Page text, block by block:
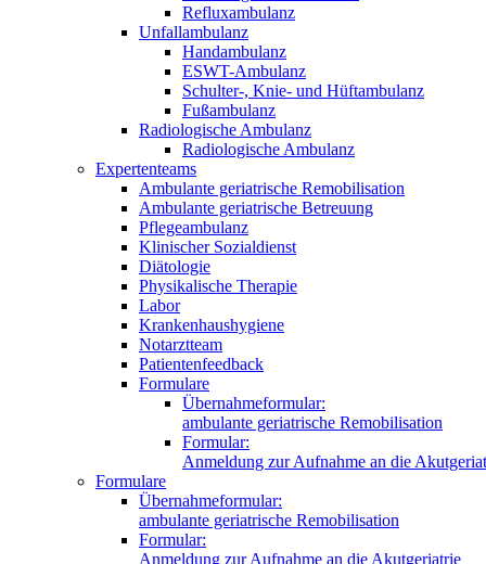
Refluxambulanz
Unfallambulanz
Handambulanz
ESWT-Ambulanz
Schulter-, Knie- und Hüftambulanz
Fußambulanz
Radiologische Ambulanz
Radiologische Ambulanz
Expertenteams
Ambulante geriatrische Remobilisation
Ambulante geriatrische Betreuung
Pflegeambulanz
Klinischer Sozialdienst
Diätologie
Physikalische Therapie
Labor
Krankenhaushygiene
Notarztteam
Patientenfeedback
Formulare
Übernahmeformular:
ambulante geriatrische Remobilisation
Formular:
Anmeldung zur Aufnahme an die
Formulare
Übernahmeformular:
ambulante geriatrische Remobilisation
Formular:
Anmeldung zur Aufnahme an die Akutgeriatrie